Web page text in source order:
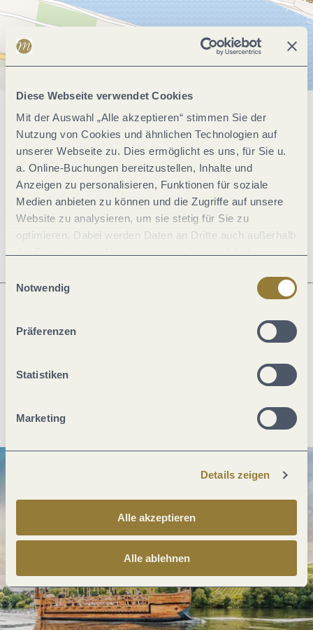
Diese Webseite verwendet Cookies
Mit der Auswahl „Alle akzeptieren“ stimmen Sie der
Nutzung von Cookies und ähnlichen Technologien auf
unserer Webseite zu. Dies ermöglicht es uns, für Sie u.
a. Online-Buchungen bereitzustellen, Inhalte und
Anzeigen zu personalisieren, Funktionen für soziale
Medien anbieten zu können und die Zugriffe auf unsere
Website zu analysieren, um sie stetig für Sie zu
optimieren. Dabei werden Daten an Dritte auch außerhalb
jederzeit widerrufen werden. Mit der Auswahl "Alle
ablehnen" kann es zu Beeinträchtigungen in der Nutzung
Notwendig
Präferenzen
Statistiken
Marketing
Details zeigen
Alle akzeptieren
Alle ablehnen
Allgemeine Informationen
Öffnungszeiten
Ruhetage
Was möchtest du als nächstes tun?
PDF erzeugen